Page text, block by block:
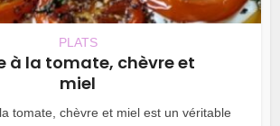
PLATS
à la tomate, chèvre et
miel
tomate, chèvre et miel est un véritable